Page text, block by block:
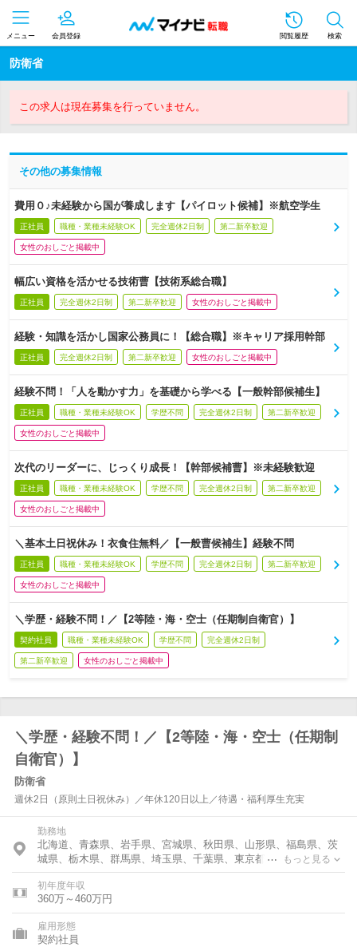
メニュー 会員登録 閲覧履歴 検索
防衛省
この求人は現在募集を行っていません。
その他の募集情報
費用０♪未経験から国が養成します【パイロット候補】※航空学生
正社員 職種・業種未経験OK 完全週休2日制 第二新卒歓迎
女性のおしごと掲載中
幅広い資格を活かせる技術曹【技術系総合職】
正社員 完全週休2日制 第二新卒歓迎 女性のおしごと掲載中
経験・知識を活かし国家公務員に！【総合職】※キャリア採用幹部
正社員 完全週休2日制 第二新卒歓迎 女性のおしごと掲載中
経験不問！「人を動かす力」を基礎から学べる【一般幹部候補生】
正社員 職種・業種未経験OK 学歴不問 完全週休2日制 第二新卒歓迎
女性のおしごと掲載中
次代のリーダーに、じっくり成長！【幹部候補曹】※未経験歓迎
正社員 職種・業種未経験OK 学歴不問 完全週休2日制 第二新卒歓迎
女性のおしごと掲載中
＼基本土日祝休み！衣食住無料／【一般曹候補生】経験不問
正社員 職種・業種未経験OK 学歴不問 完全週休2日制 第二新卒歓迎
女性のおしごと掲載中
＼学歴・経験不問！／【2等陸・海・空士（任期制自衛官）】
契約社員 職種・業種未経験OK 学歴不問 完全週休2日制
第二新卒歓迎 女性のおしごと掲載中
＼学歴・経験不問！／【2等陸・海・空士（任期制
自衛官）】
防衛省
週休2日（原則土日祝休み）／年休120日以上／待遇・福利厚生充実
勤務地
北海道、青森県、岩手県、宮城県、秋田県、山形県、福島県、茨
城県、栃木県、群馬県、埼玉県、千葉県、東京都、神奈川県、富
山県、石川県、福井県、新潟県、山梨県、長野県、岐阜県、静岡
県、愛知県、三重県、滋賀県、京都府、大阪府、兵庫県、奈良
県、和歌山県、鳥取県、島根県、岡山県、広島県、山口県、徳島
県、香川県、愛媛県、高知県、福岡県、佐賀県、長崎県、熊本
県、大分県、宮崎県、鹿児島県、沖縄県
もっと見る
初年度年収
360万～460万円
雇用形態
契約社員